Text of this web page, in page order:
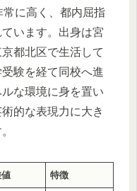
に高く、都内屈指
います。出身は宮
都北区で生活して
験を経て同校へ進
な環境に身を置い
的な表現力に大き
特徴